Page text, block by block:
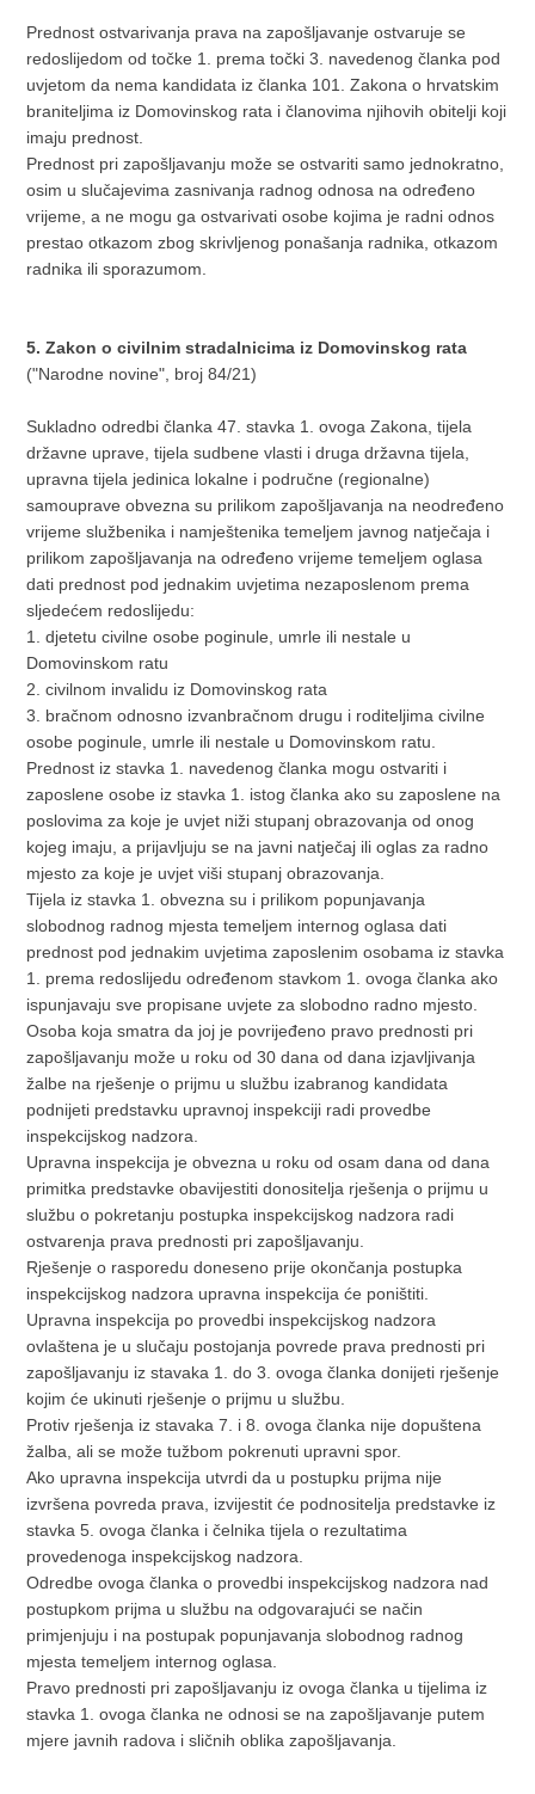
Prednost ostvarivanja prava na zapošljavanje ostvaruje se
redoslijedom od točke 1. prema točki 3. navedenog članka pod
uvjetom da nema kandidata iz članka 101. Zakona o hrvatskim
braniteljima iz Domovinskog rata i članovima njihovih obitelji koji
imaju prednost.
Prednost pri zapošljavanju može se ostvariti samo jednokratno,
osim u slučajevima zasnivanja radnog odnosa na određeno
vrijeme, a ne mogu ga ostvarivati osobe kojima je radni odnos
prestao otkazom zbog skrivljenog ponašanja radnika, otkazom
radnika ili sporazumom.
5. Zakon o civilnim stradalnicima iz Domovinskog rata
("Narodne novine", broj 84/21)
Sukladno odredbi članka 47. stavka 1. ovoga Zakona, tijela
državne uprave, tijela sudbene vlasti i druga državna tijela,
upravna tijela jedinica lokalne i područne (regionalne)
samouprave obvezna su prilikom zapošljavanja na neodređeno
vrijeme službenika i namještenika temeljem javnog natječaja i
prilikom zapošljavanja na određeno vrijeme temeljem oglasa
dati prednost pod jednakim uvjetima nezaposlenom prema
sljedećem redoslijedu:
1. djetetu civilne osobe poginule, umrle ili nestale u
Domovinskom ratu
2. civilnom invalidu iz Domovinskog rata
3. bračnom odnosno izvanbračnom drugu i roditeljima civilne
osobe poginule, umrle ili nestale u Domovinskom ratu.
Prednost iz stavka 1. navedenog članka mogu ostvariti i
zaposlene osobe iz stavka 1. istog članka ako su zaposlene na
poslovima za koje je uvjet niži stupanj obrazovanja od onog
kojeg imaju, a prijavljuju se na javni natječaj ili oglas za radno
mjesto za koje je uvjet viši stupanj obrazovanja.
Tijela iz stavka 1. obvezna su i prilikom popunjavanja
slobodnog radnog mjesta temeljem internog oglasa dati
prednost pod jednakim uvjetima zaposlenim osobama iz stavka
1. prema redoslijedu određenom stavkom 1. ovoga članka ako
ispunjavaju sve propisane uvjete za slobodno radno mjesto.
Osoba koja smatra da joj je povrijeđeno pravo prednosti pri
zapošljavanju može u roku od 30 dana od dana izjavljivanja
žalbe na rješenje o prijmu u službu izabranog kandidata
podnijeti predstavku upravnoj inspekciji radi provedbe
inspekcijskog nadzora.
Upravna inspekcija je obvezna u roku od osam dana od dana
primitka predstavke obavijestiti donositelja rješenja o prijmu u
službu o pokretanju postupka inspekcijskog nadzora radi
ostvarenja prava prednosti pri zapošljavanju.
Rješenje o rasporedu doneseno prije okončanja postupka
inspekcijskog nadzora upravna inspekcija će poništiti.
Upravna inspekcija po provedbi inspekcijskog nadzora
ovlaštena je u slučaju postojanja povrede prava prednosti pri
zapošljavanju iz stavaka 1. do 3. ovoga članka donijeti rješenje
kojim će ukinuti rješenje o prijmu u službu.
Protiv rješenja iz stavaka 7. i 8. ovoga članka nije dopuštena
žalba, ali se može tužbom pokrenuti upravni spor.
Ako upravna inspekcija utvrdi da u postupku prijma nije
izvršena povreda prava, izvijestit će podnositelja predstavke iz
stavka 5. ovoga članka i čelnika tijela o rezultatima
provedenoga inspekcijskog nadzora.
Odredbe ovoga članka o provedbi inspekcijskog nadzora nad
postupkom prijma u službu na odgovarajući se način
primjenjuju i na postupak popunjavanja slobodnog radnog
mjesta temeljem internog oglasa.
Pravo prednosti pri zapošljavanju iz ovoga članka u tijelima iz
stavka 1. ovoga članka ne odnosi se na zapošljavanje putem
mjere javnih radova i sličnih oblika zapošljavanja.